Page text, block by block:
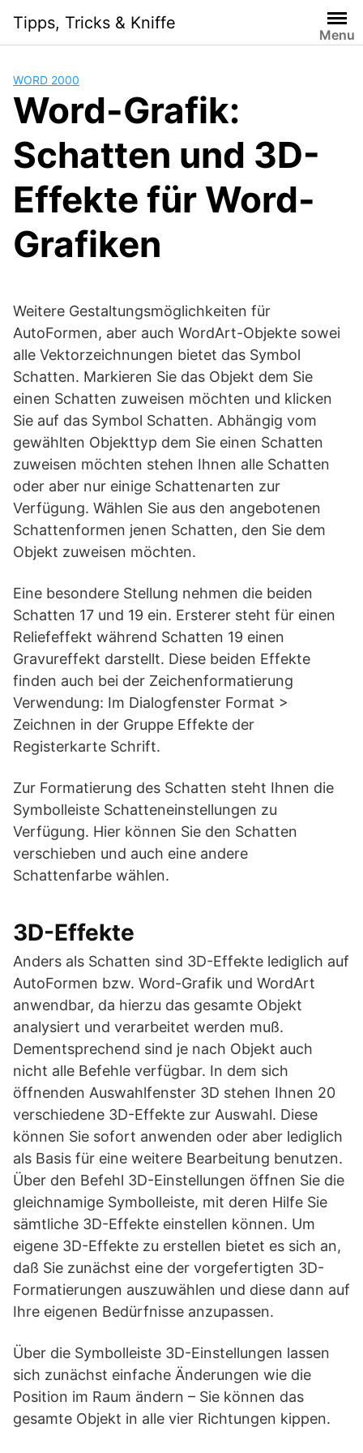
content
Tipps, Tricks & Kniffe
Menu
WORD 2000
Word-Grafik:
Schatten und 3D-
Effekte für Word-
Grafiken
Weitere Gestaltungsmöglichkeiten für
AutoFormen, aber auch WordArt-Objekte sowei
alle Vektorzeichnungen bietet das Symbol
Schatten. Markieren Sie das Objekt dem Sie
einen Schatten zuweisen möchten und klicken
Sie auf das Symbol Schatten. Abhängig vom
gewählten Objekttyp dem Sie einen Schatten
zuweisen möchten stehen Ihnen alle Schatten
oder aber nur einige Schattenarten zur
Verfügung. Wählen Sie aus den angebotenen
Schattenformen jenen Schatten, den Sie dem
Objekt zuweisen möchten.
Eine besondere Stellung nehmen die beiden
Schatten 17 und 19 ein. Ersterer steht für einen
Reliefeffekt während Schatten 19 einen
Gravureffekt darstellt. Diese beiden Effekte
finden auch bei der Zeichenformatierung
Verwendung: Im Dialogfenster Format >
Zeichnen in der Gruppe Effekte der
Registerkarte Schrift.
Zur Formatierung des Schatten steht Ihnen die
Symbolleiste Schatteneinstellungen zu
Verfügung. Hier können Sie den Schatten
verschieben und auch eine andere
Schattenfarbe wählen.
3D-Effekte
Anders als Schatten sind 3D-Effekte lediglich auf
AutoFormen bzw. Word-Grafik und WordArt
anwendbar, da hierzu das gesamte Objekt
analysiert und verarbeitet werden muß.
Dementsprechend sind je nach Objekt auch
nicht alle Befehle verfügbar. In dem sich
öffnenden Auswahlfenster 3D stehen Ihnen 20
verschiedene 3D-Effekte zur Auswahl. Diese
können Sie sofort anwenden oder aber lediglich
als Basis für eine weitere Bearbeitung benutzen.
Über den Befehl 3D-Einstellungen öffnen Sie die
gleichnamige Symbolleiste, mit deren Hilfe Sie
sämtliche 3D-Effekte einstellen können. Um
eigene 3D-Effekte zu erstellen bietet es sich an,
daß Sie zunächst eine der vorgefertigten 3D-
Formatierungen auszuwählen und diese dann auf
Ihre eigenen Bedürfnisse anzupassen.
Über die Symbolleiste 3D-Einstellungen lassen
sich zunächst einfache Änderungen wie die
Position im Raum ändern – Sie können das
gesamte Objekt in alle vier Richtungen kippen.